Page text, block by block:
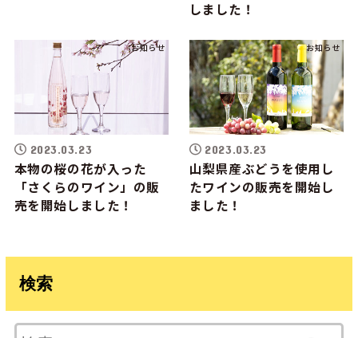
しました！
お知らせ
2023.03.23
本物の桜の花が入った
「さくらのワイン」の販
売を開始しました！
お知らせ
2023.03.23
山梨県産ぶどうを使用し
たワインの販売を開始し
ました！
検索